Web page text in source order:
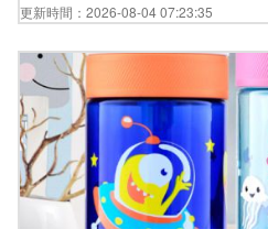
更新時間：2026-08-04 07:23:35